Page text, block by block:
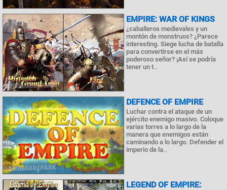
EMPIRE: WAR OF KINGS
¿caballeros medievales y un
montón de monstruos? ¿Parece
interesting. Siege lucha de batalla
para convertirse en el más
poderoso señor? ¡Así se podría
tener un t..
DEFENCE OF EMPIRE
Luchar contra el ataque de un
ejército enemigo masivo. Coloque
varias torres a lo largo de la
manera que enemigos están
caminando a lo largo. Defender el
imperio de la..
LEGEND OF EMPIRE: